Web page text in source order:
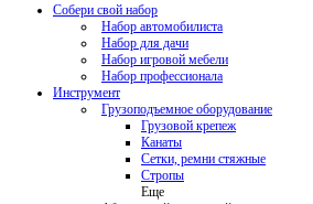
Собери свой набор
Набор автомобилиста
Набор для дачи
Набор игровой мебели
Набор профессионала
Инструмент
Грузоподъемное оборудование
Грузовой крепеж
Канаты
Сетки, ремни стяжные
Стропы
Еще